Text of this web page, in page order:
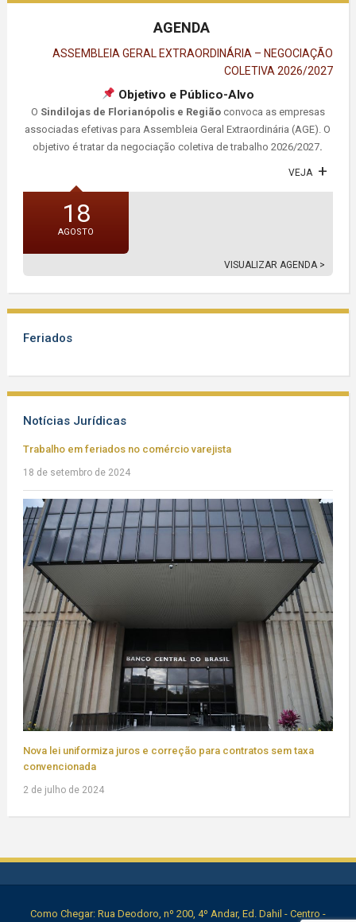
AGENDA
ASSEMBLEIA GERAL EXTRAORDINÁRIA – NEGOCIAÇÃO
COLETIVA 2026/2027
Objetivo e Público-Alvo
O Sindilojas de Florianópolis e Regiãoconvoca as empresas
associadas efetivas para Assembleia Geral Extraordinária (AGE). O
objetivo é tratar da negociação coletiva de trabalho 2026/2027.
VEJA
18
AGOSTO
VISUALIZAR AGENDA >
Feriados
Notícias Jurídicas
Trabalho em feriados no comércio varejista
18 de setembro de 2024
Nova lei uniformiza juros e correção para contratos sem taxa
convencionada
2 de julho de 2024
Como Chegar: Rua Deodoro, nº 200, 4º Andar, Ed. Dahil - Centro -